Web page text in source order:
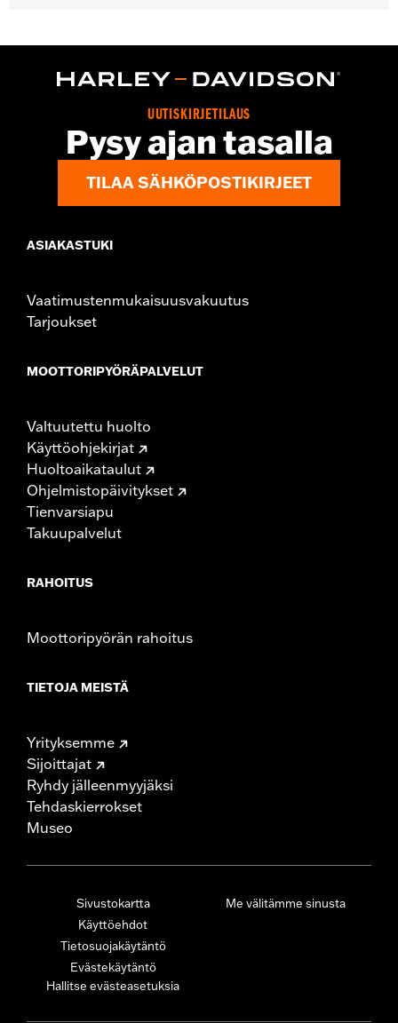
Functional Features:Insulated,Waterproof,Pre-Curved
Compatible,Reflective
WARRANTY:
2 year limited warranty – Go to
www.h-
d.com/warrantyfor full details
UUTISKIRJETILAUS
Pysy ajan tasalla
TILAA SÄHKÖPOSTIKIRJEET
ASIAKASTUKI
Vaatimustenmukaisuusvakuutus
Tarjoukset
MOOTTORIPYÖRÄPALVELUT
Valtuutettu huolto
Käyttöohjekirjat
Huoltoaikataulut
Ohjelmistopäivitykset
Tienvarsiapu
Takuupalvelut
RAHOITUS
Moottoripyörän rahoitus
TIETOJA MEISTÄ
Yrityksemme
Sijoittajat
Ryhdy jälleenmyyjäksi
Tehdaskierrokset
Museo
Sivustokartta
Käyttöehdot
Tietosuojakäytäntö
Evästekäytäntö
Hallitse evästeasetuksia
Me välitämme sinusta